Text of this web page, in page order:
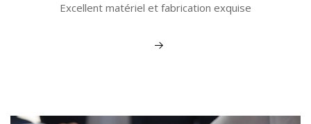
Excellent matériel et fabrication exquise
Voir plus